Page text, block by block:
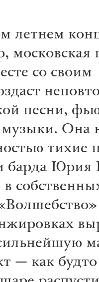
летнем
московская
со своим
песни,
Она
тихие
барда Юрия
— как будто